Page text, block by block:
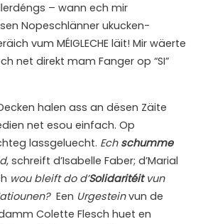
– wann ech mir
Nopeschlänner ukucken-
vum MÉIGLECHE läit! Mir wäerte
net direkt mam Fanger op “SI”
halen ass an dësen Zäite
net esou einfach. Op
lassgeluecht. Ech schumme
, schreift d’Isabelle Faber; d’Marial
wou bleift do d’Solidaritéitvun
Een Urgesteinvun de
Colette Flesch huet en